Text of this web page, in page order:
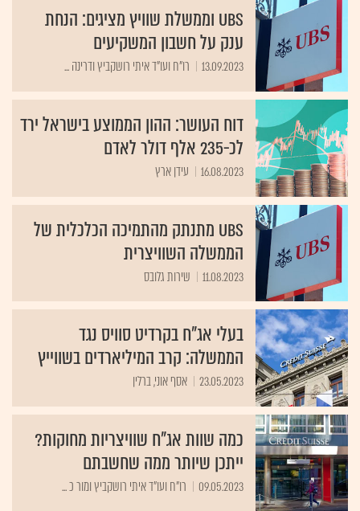
UBS וממשלת שוויץ מציגים: הנחת
ענק על חשבון המשקיעים
13.09.2023 רו"ח ועו"ד איתי רושקביץ ודרינה ...
דוח העושר: ההון הממוצע בישראל ירד
לכ-235 אלף דולר לאדם
16.08.2023 עידן ארץ
UBS מתנתק מהתמיכה הכלכלית של
הממשלה השוויצרית
11.08.2023 שירות גלובס
בעלי אג"ח בקרדיט סוויס נגד
הממשלה: קרב המיליארדים בשווייץ
23.05.2023 אסף אוני, ברלין
כמה שוות אג"ח שוויצריות מחוקות?
ייתכן שיותר ממה שחשבתם
09.05.2023 רו"ח ועו"ד איתי רושקביץ ומור כ ...